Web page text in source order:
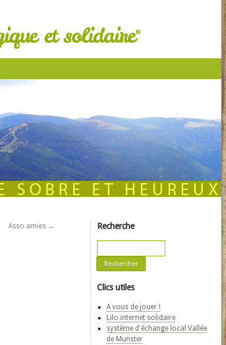
et solidaire"
Asso amies → Recherche
Clics utiles
A vous de jouer !
Lilo internet solidaire
système d'échange local Vallée
de Munster